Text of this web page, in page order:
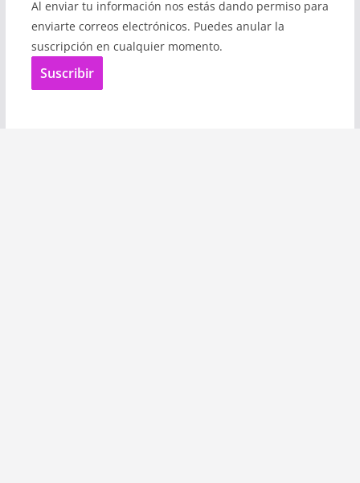
Al enviar tu información nos estás dando permiso para
enviarte correos electrónicos. Puedes anular la
suscripción en cualquier momento.
Suscribir